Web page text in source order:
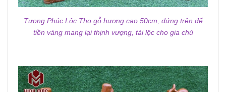
Tượng Phúc Lộc Thọ gỗ hương cao 50cm, đứng trên đế
tiền vàng mang lại thịnh vượng, tài lộc cho gia chủ